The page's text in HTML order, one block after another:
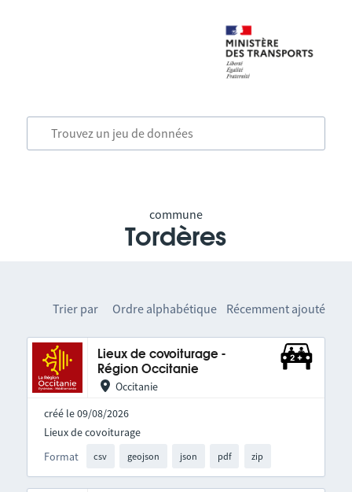
commune
Tordères
Trier par Ordre alphabétique Récemment ajouté
Lieux de covoiturage -
Région Occitanie
Occitanie
créé le 09/08/2026
Format csv geojson json pdf zip
Lieux de covoiturage